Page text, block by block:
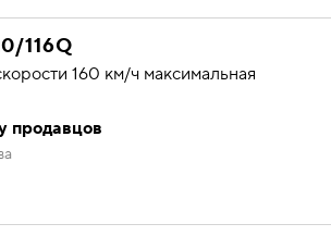
116Q
160 км/ч максимальная
продавцов